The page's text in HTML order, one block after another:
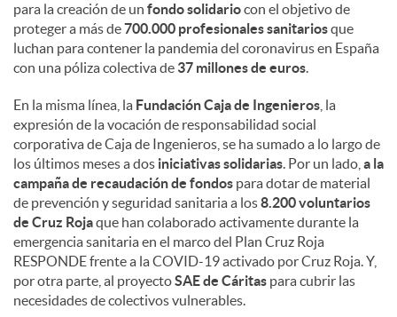
para la creación de un fondo solidariocon el objetivo de
proteger a más de700.000 profesionales sanitariosque
luchan para contener la pandemia del coronavirus en España
con una póliza colectiva de 37 millones de euros.
En la misma línea, la Fundación Caja de Ingenieros , la
expresión de la vocación de responsabilidad social
corporativa de Caja de Ingenieros, se ha sumado a lo largo de
los últimos meses a dos iniciativas solidarias. Por un lado, a la
campaña de recaudación de fondos para dotar de material
de prevención y seguridad sanitaria a los8.200 voluntarios
de Cruz Rojaque han colaborado activamente durante la
emergencia sanitaria en el marco del Plan Cruz Roja
RESPONDE frente a la COVID-19 activado por Cruz Roja. Y,
por otra parte, al proyectoSAE de Cáritas para cubrir las
necesidades de colectivos vulnerables.